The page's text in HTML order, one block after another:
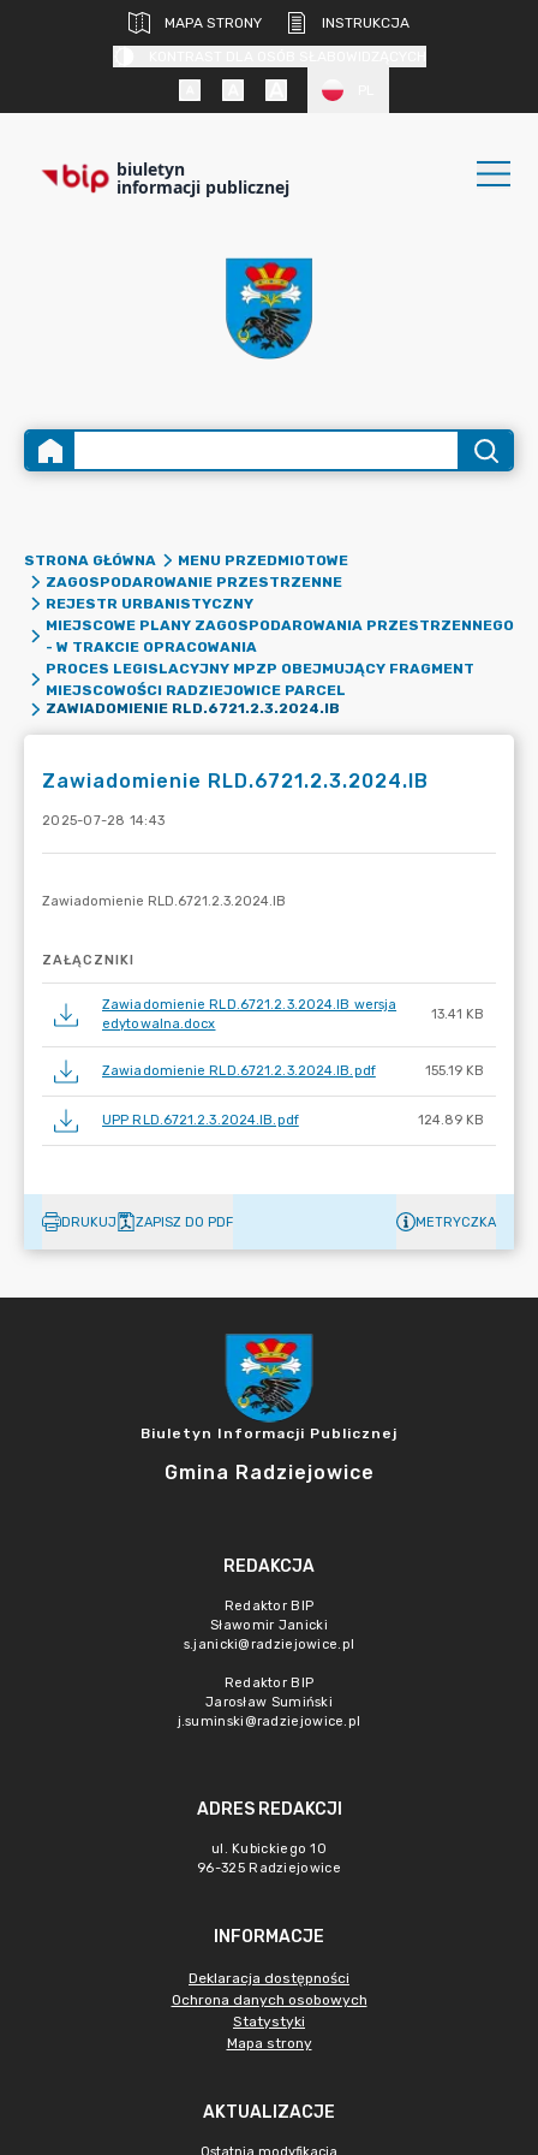
MAPA STRONY
INSTRUKCJA
biuletyn
informacji publicznej
STRONA GŁÓWNA
MENU PRZEDMIOTOWE
ZAGOSPODAROWANIE PRZESTRZENNE
REJESTR URBANISTYCZNY
MIEJSCOWE PLANY ZAGOSPODAROWANIA PRZESTRZENNEGO
- W TRAKCIE OPRACOWANIA
PROCES LEGISLACYJNY MPZP OBEJMUJĄCY FRAGMENT
MIEJSCOWOŚCI RADZIEJOWICE PARCEL
ZAWIADOMIENIE RLD.6721.2.3.2024.IB
Zawiadomienie RLD.6721.2.3.2024.IB
2025-07-28 14:43
ZAŁĄCZNIKI
Zawiadomienie RLD.6721.2.3.2024.IB wersja
edytowalna.docx
13.41 KB
Zawiadomienie RLD.6721.2.3.2024.IB.pdf 155.19 KB
UPP RLD.6721.2.3.2024.IB.pdf 124.89 KB
DRUKUJ ZAPISZ DO PDF METRYCZKA
Biuletyn Informacji Publicznej
Gmina Radziejowice
REDAKCJA
Redaktor BIP
Sławomir Janicki
s.janicki@radziejowice.pl
Redaktor BIP
Jarosław Sumiński
j.suminski@radziejowice.pl
ADRES REDAKCJI
ul. Kubickiego 10
96-325 Radziejowice
INFORMACJE
Deklaracja dostępności
Ochrona danych osobowych
Statystyki
Mapa strony
AKTUALIZACJE